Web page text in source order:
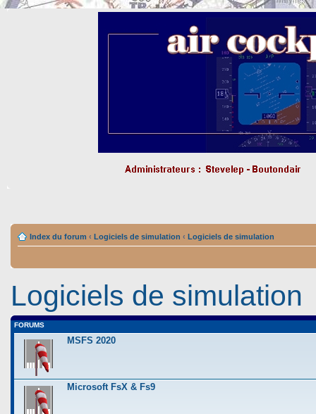
Index du forum ‹ Logiciels de simulation ‹ Logiciels de simulation
Logiciels de simulation
FORUMS
MSFS 2020
Microsoft FsX & Fs9